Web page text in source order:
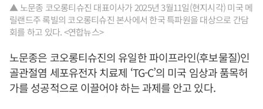
▲ 노문종 코오롱티슈진 대표이사가 2025년 3월11일(현지시각) 미국 메
릴랜드주 록빌의 코오롱티슈진 본사에서 한국 특파원을 대상으로 간담
회를 하고 있다. <연합뉴스>
노문종은 코오롱티슈진의 유일한 파이프라인(후보물질)인
골관절염 세포유전자 치료제 ‘TG-C’의 미국 임상과 품목허
가를 성공적으로 이끌어야 하는 과제를 안고 있다.